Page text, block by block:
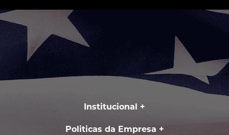
Institucional
Politicas da Empresa